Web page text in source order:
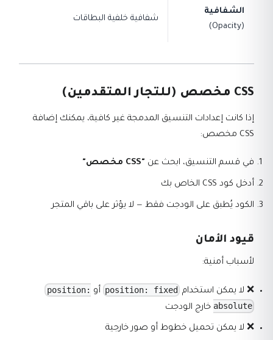
الشفافية
(Opacity)
شفافية خلفية البطاقات
CSS مخصص (للتجار المتقدمين)
إذا كانت إعدادات التنسيق المدمجة غير كافية، يمكنك إضافة
CSS مخصص:
في قسم التنسيق، ابحث عن "CSS مخصص"
أدخل كود CSS الخاص بك
الكود يُطبق على الودجت فقط — لا يؤثر على باقي المتجر
قيود الأمان
لأسباب أمنية:
❌ لا يمكن استخدام position: fixed أو position:
absolute خارج الودجت
❌ لا يمكن تحميل خطوط أو صور خارجية